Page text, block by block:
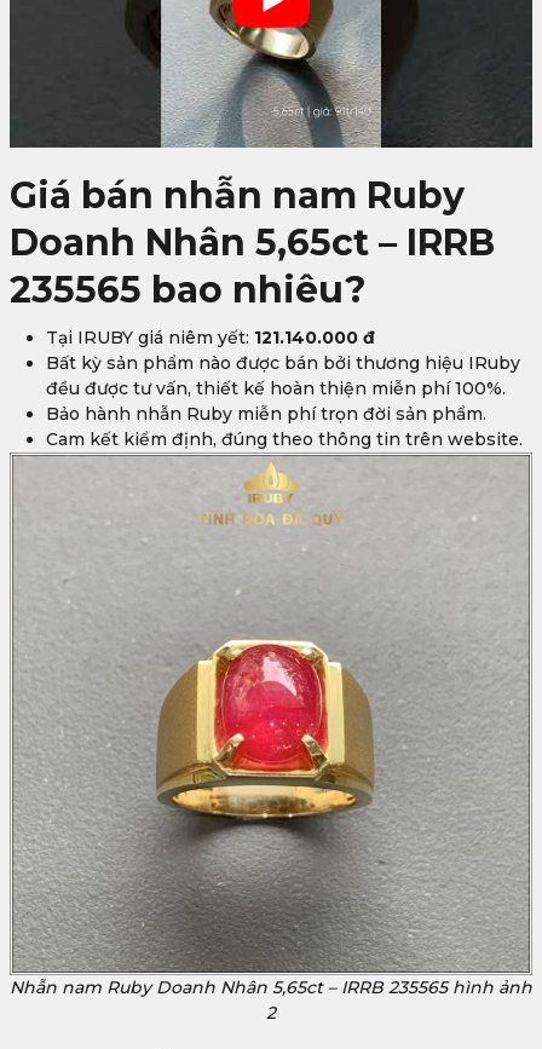
Giá bán nhẫn nam Ruby
Doanh Nhân 5,65ct – IRRB
235565 bao nhiêu?
Tại IRUBY giá niêm yết: 121.140.000 đ
Bất kỳ sản phẩm nào được bán bởi thương hiệu IRuby
đều được tư vấn, thiết kế hoàn thiện miễn phí 100%.
Bảo hành nhẫn Ruby miễn phí trọn đời sản phẩm.
Cam kết kiểm định, đúng theo thông tin trên website.
Nhẫn nam Ruby Doanh Nhân 5,65ct – IRRB 235565 hình ảnh
2